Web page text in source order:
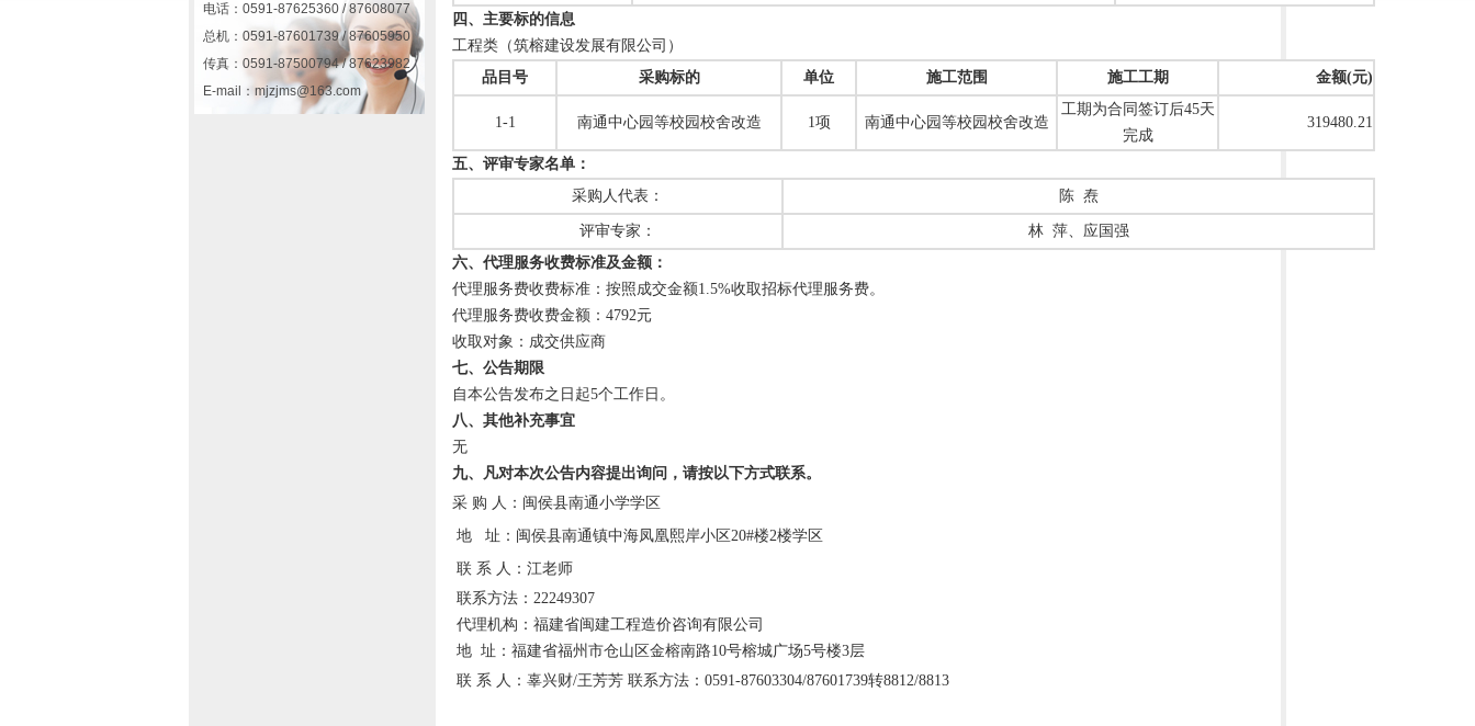
电话：0591-87625360 / 87608077
总机：0591-87601739 / 87605950
传真：0591-87500794 / 87623982
E-mail：mjzjms@163.com
四、主要标的信息
工程类（筑榕建设发展有限公司 ）
品目号
采购标的 单位 施工范围 施工工期 金额(元)
1-1 南通中心园等校园校舍改造 1项 南通中心园等校园校舍改造
工期 为合同签订后45天
完成
319480.21
五、评审专家名单：
采购人代表：
陈 焘
评审专家： 林 萍、 应国强
六、代理服务收费标准及金额：
代理服务费收费标准： 按照成交金额1.5%收取招标代理服务费。
代理服务费收费金额： 4792元
收取对象：成交供应商
七、公告期限
自本公告发布之日起5个工作日。
八、 其他补充事宜
无
九、凡对本次公告内容提出询问，请按以下方式联系。
采 购 人：闽侯县南通小学学区
地
址：闽侯县南通镇中海凤凰熙岸小区20#楼2楼学区
联 系 人：江老师
联系方法：22249307
代理机构： 福建省闽建工程造价咨询有限公司
地 址： 福建省福州市仓山区金榕南路10号榕城广场5号楼3层
联 系 人： 辜兴财/王芳芳 联系方法： 0591-87603304/87601739转8812/8813